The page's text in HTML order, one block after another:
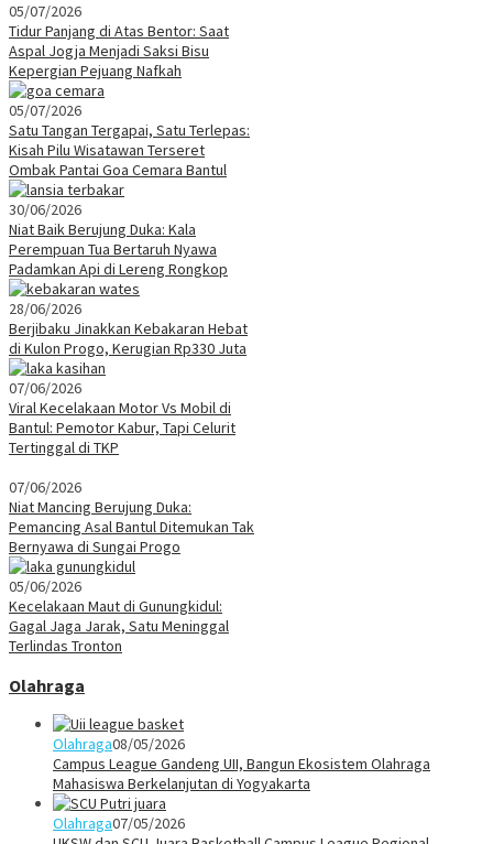
05/07/2026
Tidur Panjang di Atas Bentor: Saat
Aspal Jogja Menjadi Saksi Bisu
Kepergian Pejuang Nafkah
05/07/2026
Satu Tangan Tergapai, Satu Terlepas:
Kisah Pilu Wisatawan Terseret
Ombak Pantai Goa Cemara Bantul
30/06/2026
Niat Baik Berujung Duka: Kala
Perempuan Tua Bertaruh Nyawa
Padamkan Api di Lereng Rongkop
28/06/2026
Berjibaku Jinakkan Kebakaran Hebat
di Kulon Progo, Kerugian Rp330 Juta
07/06/2026
Viral Kecelakaan Motor Vs Mobil di
Bantul: Pemotor Kabur, Tapi Celurit
Tertinggal di TKP
07/06/2026
Niat Mancing Berujung Duka:
Pemancing Asal Bantul Ditemukan Tak
Bernyawa di Sungai Progo
05/06/2026
Kecelakaan Maut di Gunungkidul:
Gagal Jaga Jarak, Satu Meninggal
Terlindas Tronton
Olahraga
Olahraga08/05/2026
Campus League Gandeng UII, Bangun Ekosistem Olahraga
Mahasiswa Berkelanjutan di Yogyakarta
Olahraga07/05/2026